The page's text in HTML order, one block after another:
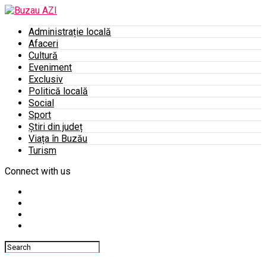
Administrație locală
Afaceri
Cultură
Eveniment
Exclusiv
Politică locală
Social
Sport
Știri din județ
Viața în Buzău
Turism
Connect with us